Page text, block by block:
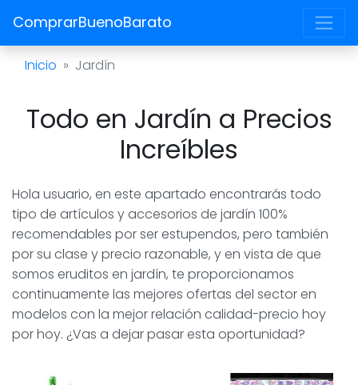
ComprarBuenoBarato
Inicio Jardín
Todo en Jardín a Precios
Increíbles
Hola usuario, en este apartado encontrarás todo
tipo de artículos y accesorios de jardín 100%
recomendables por ser estupendos, pero también
por su clase y precio razonable, y en vista de que
somos eruditos en jardín, te proporcionamos
continuamente las mejores ofertas del sector en
modelos con la mejor relación calidad-precio hoy
por hoy. ¿Vas a dejar pasar esta oportunidad?